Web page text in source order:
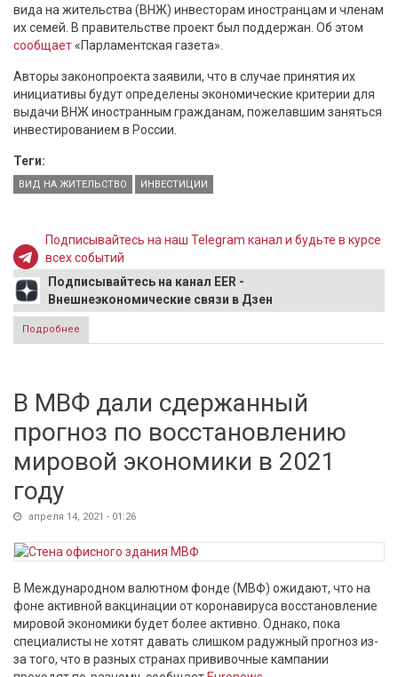
вида на жительства (ВНЖ) инвесторам иностранцам и членам
их семей. В правительстве проект был поддержан. Об этом
сообщает«Парламентская газета».
Авторы законопроекта заявили, что в случае принятия их
инициативы будут определены экономические критерии для
выдачи ВНЖ иностранным гражданам, пожелавшим заняться
инвестированием в России.
Теги:
ВИД НА ЖИТЕЛЬСТВО ИНВЕСТИЦИИ
Подписывайтесь на наш Telegram канал и будьте в курсе
всех событий
Подписывайтесь на канал EER -
Внешнеэкономические связи в Дзен
Подробнее
жительство
В МВФ дали сдержанный
прогноз по восстановлению
мировой экономики в 2021
году
апреля 14, 2021 - 01:26
В Международном валютном фонде (МВФ) ожидают, что на
фоне активной вакцинации от коронавируса восстановление
мировой экономики будет более активно. Однако, пока
специалисты не хотят давать слишком радужный прогноз из-
за того, что в разных странах прививочные кампании